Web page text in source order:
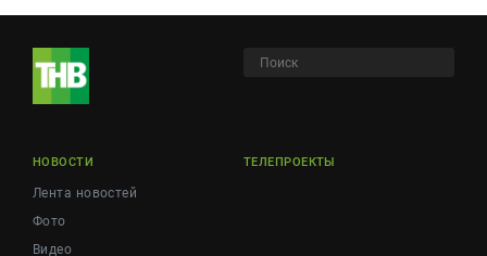
НОВОСТИ
Лента новостей
Фото
Видео
ТЕЛЕПРОЕКТЫ